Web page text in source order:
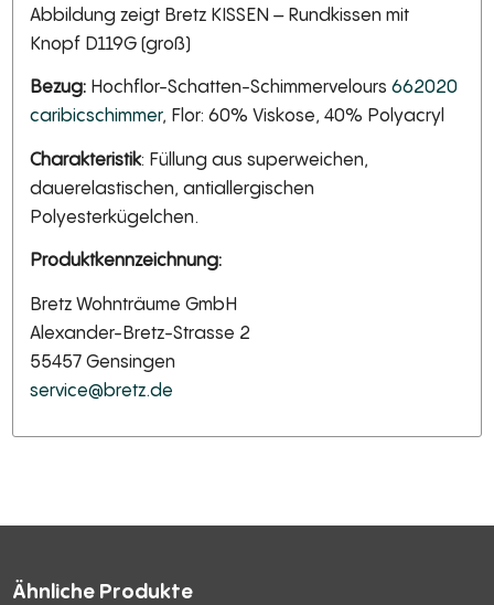
Abbildung zeigt Bretz KISSEN – Rundkissen mit
Knopf D119G (groß)
Bezug: Hochflor-Schatten-Schimmervelours662020
caribicschimmer, Flor: 60% Viskose, 40% Polyacryl
Charakteristik: Füllung aus superweichen,
dauerelastischen, antiallergischen
Polyesterkügelchen.
Produktkennzeichnung:
Bretz Wohnträume GmbH
Alexander-Bretz-Strasse 2
55457 Gensingen
service@bretz.de
Ähnliche Produkte